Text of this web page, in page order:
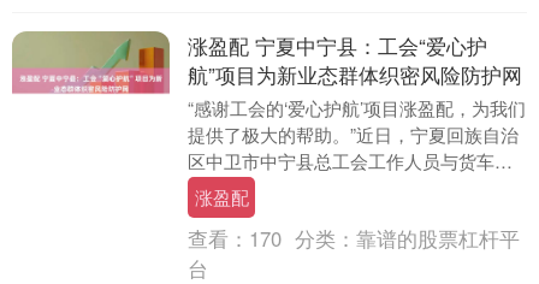
涨盈配 宁夏中宁县：工会“爱心护
航”项目为新业态群体织密风险防护网
“感谢工会的‘爱心护航’项目涨盈配，为我们
提供了极大的帮助。”近日，宁夏回族自治
区中卫市中宁县总工会工作人员与货车司
机杨某的家属取得联系，不仅为他们送去
了慰问，....
涨盈配
查看： 170 分类： 靠谱的股票杠杆平
台